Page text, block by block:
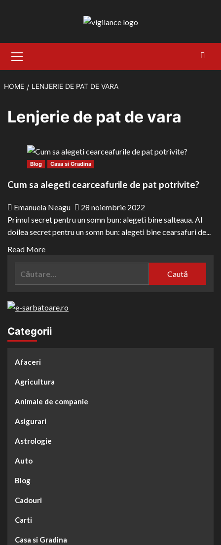
Menu
HOME LENJERIE DE PAT DE VARA
Lenjerie de pat de vara
Blog Casa si Gradina
Cum sa alegeti cearceafurile de pat potrivite?
Emanuela Neagu
28 noiembrie 2022
Primul secret pentru un somn bun: alegeti bine salteaua. Al
doilea secret pentru un somn bun: alegeti bine cearsafuri de...
Read MoreRead
more
about
Cum
alegeti
de
Categorii
Afaceri
Agricultura
Animale de companie
Asigurari
Astrologie
Auto
Blog
Cadouri
Carti
Casa si Gradina